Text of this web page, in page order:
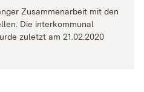
Zusammenarbeit mit den
Die interkommunal
zuletzt am 21.02.2020